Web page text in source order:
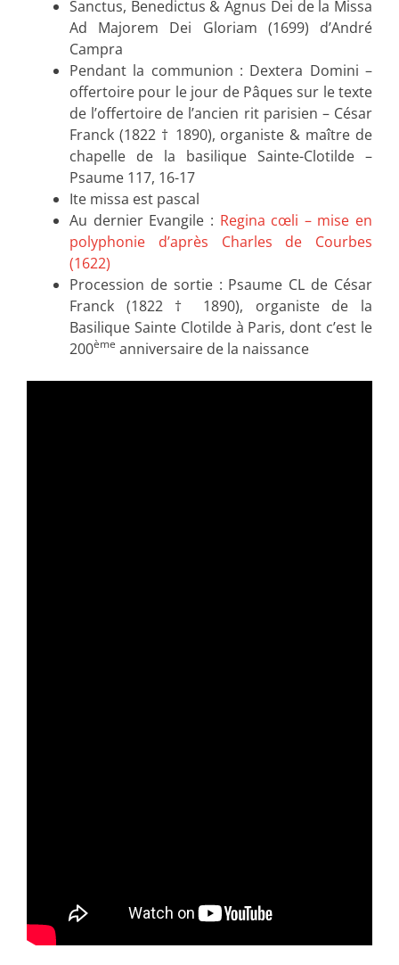
Sanctus, Benedictus & Agnus Dei de la Missa
Ad Majorem Dei Gloriam (1699) d’André
Campra
Pendant la communion : Dextera Domini –
offertoire pour le jour de Pâques sur le texte
de l’offertoire de l’ancien rit parisien – César
Franck (1822 † 1890), organiste & maître de
chapelle de la basilique Sainte-Clotilde –
Psaume 117, 16-17
Ite missa est pascal
Au dernier Evangile : Regina cœli – mise en
polyphonie d’après Charles de Courbes
(1622)
Procession de sortie : Psaume CL de César
Franck (1822 † 1890), organiste de la
Basilique Sainte Clotilde à Paris, dont c’est le
200ème anniversaire de la naissance